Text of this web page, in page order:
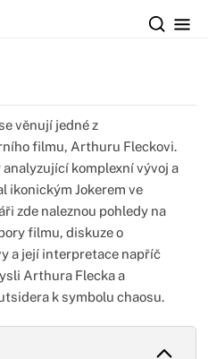
věnují jedné z
filmu, Arthuru Fleckovi.
komplexní vývoj a
ikonickým Jokerem ve
zde naleznou pohledy na
filmu, diskuze o
a její interpretace napříč
Arthura Flecka a
k symbolu chaosu.